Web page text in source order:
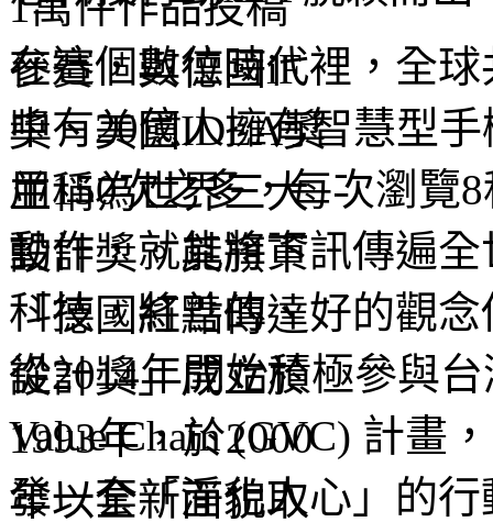
在這個數位時代裡，全
中有20億人擁有智慧型
用150次之多，每次瀏覽
動作，就能將資訊傳遍
科技，將善的、好的觀
從2014年開始積極參與
Value Chain (GVC) 計畫
發一套「淨化人心」的